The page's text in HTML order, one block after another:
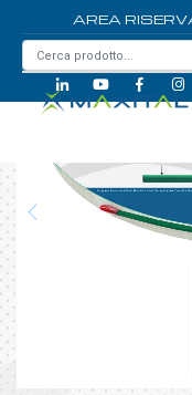
AREA
/ K121EGR